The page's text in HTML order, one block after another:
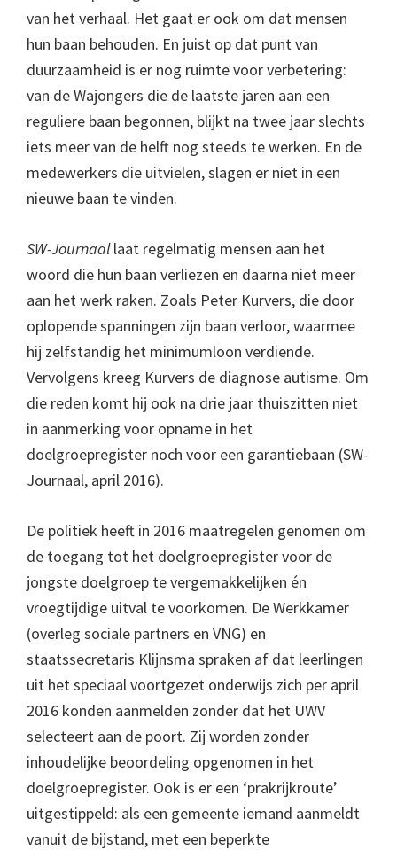
van het verhaal. Het gaat er ook om dat mensen
hun baan behouden. En juist op dat punt van
duurzaamheid is er nog ruimte voor verbetering:
van de Wajongers die de laatste jaren aan een
reguliere baan begonnen, blijkt na twee jaar slechts
iets meer van de helft nog steeds te werken. En de
medewerkers die uitvielen, slagen er niet in een
nieuwe baan te vinden.
SW-Journaallaat regelmatig mensen aan het
woord die hun baan verliezen en daarna niet meer
aan het werk raken. Zoals Peter Kurvers, die door
oplopende spanningen zijn baan verloor, waarmee
hij zelfstandig het minimumloon verdiende.
Vervolgens kreeg Kurvers de diagnose autisme. Om
die reden komt hij ook na drie jaar thuiszitten niet
in aanmerking voor opname in het
doelgroepregister noch voor een garantiebaan (SW-
Journaal, april 2016).
De politiek heeft in 2016 maatregelen genomen om
de toegang tot het doelgroepregister voor de
jongste doelgroep te vergemakkelijken én
vroegtijdige uitval te voorkomen. De Werkkamer
(overleg sociale partners en VNG) en
staatssecretaris Klijnsma spraken af dat leerlingen
uit het speciaal voortgezet onderwijs zich per april
2016 konden aanmelden zonder dat het UWV
selecteert aan de poort. Zij worden zonder
inhoudelijke beoordeling opgenomen in het
doelgroepregister. Ook is er een ‘prakrijkroute’
uitgestippeld: als een gemeente iemand aanmeldt
vanuit de bijstand, met een beperkte